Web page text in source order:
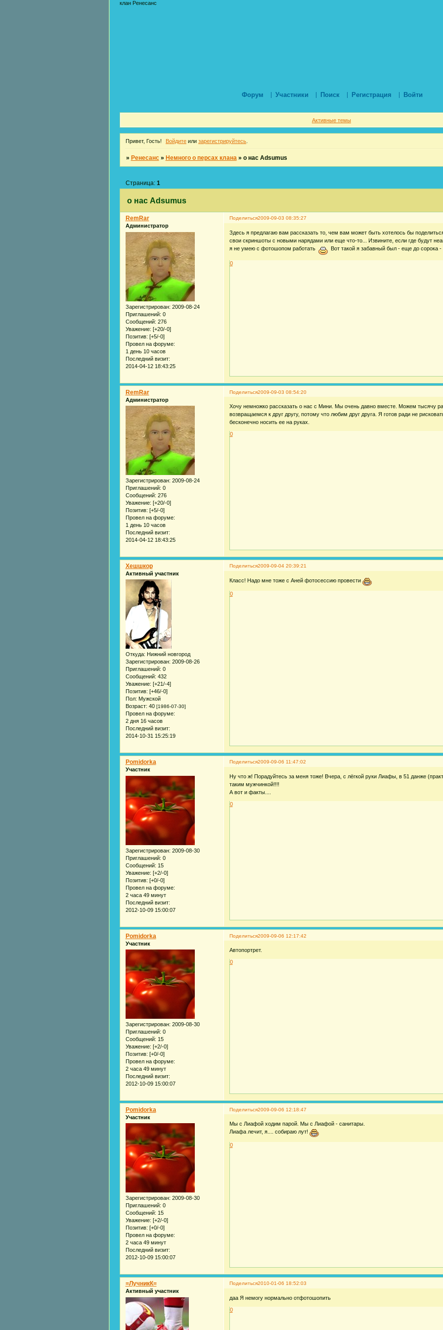
клан Ренесанс
Форум Участники Поиск Регистрация Войти
Активные темы
Привет, Гость! Войдите или зарегистрируйтесь
» Ренесанс » Немного о персах клана » о нас Adsumus
о нас Adsumus
Страница: 1
Поделиться2009-09-03 08:35:27
RemRar
Администратор
Зарегистрирован: 2009-08-24
Приглашений: 0
Сообщений: 276
Уважение: [+20/-0]
Позитив: [+5/-0]
Провел на форуме:
1 день 10 часов
Последний визит:
2014-04-12 18:43:25
Здесь я предлагаю вам рассказать то, чем вам может быть хотелось бы
свои скриншоты с новыми нарядами или еще что-то... Извините, если где будут
я не умею с фотошопом работать
Вот такой я забавный был - еще до сорока
0
Поделиться2009-09-03 08:54:20
RemRar
Администратор
Зарегистрирован: 2009-08-24
Приглашений: 0
Сообщений: 276
Уважение: [+20/-0]
Позитив: [+5/-0]
Провел на форуме:
1 день 10 часов
Последний визит:
2014-04-12 18:43:25
Хочу немножко рассказать о нас с Мини. Мы очень давно вместе. Можем тысячу
возвращаемся к друг другу, потому что любим друг друга. Я готов ради не
бесконечно носить ее на руках.
0
Поделиться2009-09-04 20:39:21
Хешшкор
Активный участник
Откуда: Нижний новгород
Зарегистрирован: 2009-08-26
Приглашений: 0
Сообщений: 432
Уважение: [+21/-4]
Позитив: [+46/-0]
Пол: Мужской
Возраст: 40 [1986-07-30]
Провел на форуме:
2 дня 16 часов
Последний визит:
2014-10-31 15:25:19
Класс! Надо мне тоже с Аней фотосессию провести
0
Поделиться2009-09-06 11:47:02
Pomidorka
Участник
Зарегистрирован: 2009-08-30
Приглашений: 0
Сообщений: 15
Уважение: [+2/-0]
Позитив: [+0/-0]
Провел на форуме:
2 часа 49 минут
Последний визит:
2012-10-09 15:00:07
Ну что ж! Порадуйтесь за меня тоже! Вчера, с лёгкой руки Лиафы, в 51 данже
таким мужчинкой!!!!
А вот и факты....
0
Поделиться2009-09-06 12:17:42
Pomidorka
Участник
Зарегистрирован: 2009-08-30
Приглашений: 0
Сообщений: 15
Уважение: [+2/-0]
Позитив: [+0/-0]
Провел на форуме:
2 часа 49 минут
Последний визит:
2012-10-09 15:00:07
Автопортрет.
0
Поделиться2009-09-06 12:18:47
Pomidorka
Участник
Зарегистрирован: 2009-08-30
Приглашений: 0
Сообщений: 15
Уважение: [+2/-0]
Позитив: [+0/-0]
Провел на форуме:
2 часа 49 минут
Последний визит:
2012-10-09 15:00:07
Мы с Лиафой ходим парой. Мы с Лиафой - санитары.
Лиафа лечит, я.... собираю лут!
0
Поделиться2010-01-06 18:52:03
=ЛучникК=
Активный участник
даа Я немогу нормально отфотошопить
0